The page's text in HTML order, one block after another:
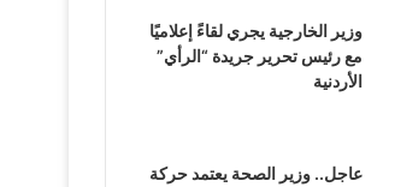
وزير الخارجية يجري لقاءً إعلاميًا
مع رئيس تحرير جريدة “الرأي”
الأردنية
عاجل.. وزير الصحة يعتمد حركة